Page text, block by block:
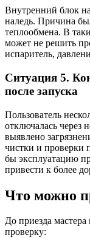
Внутренний блок
наледь. Причина
теплообмена. В
может не решить
испаритель,
Ситуация 5.
после запуска
Пользователь
отключалась через
выявлено
чистки и проверки
бы эксплуатацию
привести к более
Что можно
До приезда
проверку: